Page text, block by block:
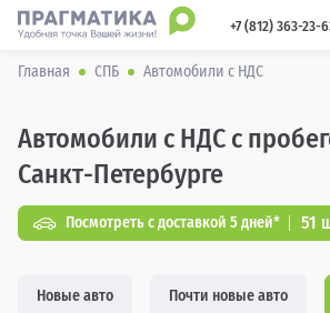
+7 (812) 363-23-
Главная СПБ Автомобили с НДС
Автомобили с НДС с
Санкт-Петербурге
Посмотреть с доставкой 5 дней* 51
Новые авто Почти новые авто